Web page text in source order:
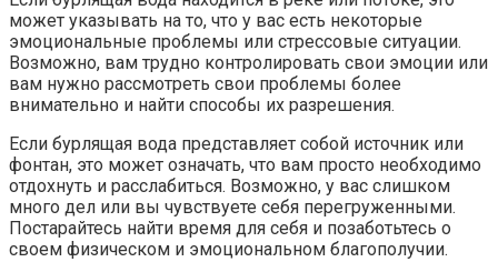
может указывать на то, что у вас есть некоторые
эмоциональные проблемы или стрессовые ситуации.
Возможно, вам трудно контролировать свои эмоции или
вам нужно рассмотреть свои проблемы более
внимательно и найти способы их разрешения.
Если бурлящая вода представляет собой источник или
фонтан, это может означать, что вам просто необходимо
отдохнуть и расслабиться. Возможно, у вас слишком
много дел или вы чувствуете себя перегруженными.
Постарайтесь найти время для себя и позаботьтесь о
своем физическом и эмоциональном благополучии.